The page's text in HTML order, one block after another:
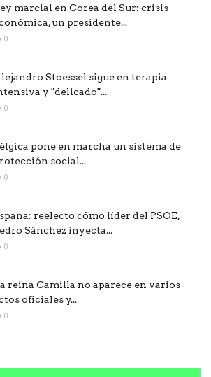
marcial en Corea del Sur: crisis
un presidente...
0
Stoessel sigue en terapia
y "delicado"...
0
pone en marcha un sistema de
social...
0
reelecto cómo líder del PSOE,
Sánchez inyecta...
0
reina Camilla no aparece en varios
oficiales y...
0